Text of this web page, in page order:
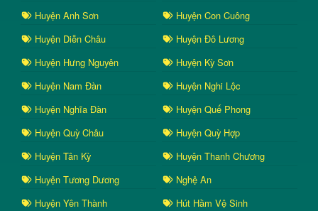
Huyện Anh Sơn
Huyện Con Cuông
Huyện Diễn Châu
Huyện Đô Lương
Huyện Hưng Nguyên
Huyện Kỳ Sơn
Huyện Nam Đàn
Huyện Nghi Lộc
Huyện Nghĩa Đàn
Huyện Quế Phong
Huyện Quỳ Châu
Huyện Quỳ Hợp
Huyện Tân Kỳ
Huyện Thanh Chương
Huyện Tương Dương
Nghệ An
Huyện Yên Thành
Hút Hầm Vệ Sinh